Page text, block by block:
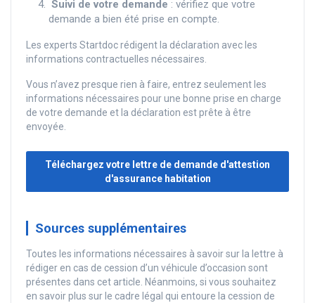
Suivi de votre demande : vérifiez que votre
demande a bien été prise en compte.
Les experts Startdoc rédigent la déclaration avec les
informations contractuelles nécessaires.
Vous n’avez presque rien à faire, entrez seulement les
informations nécessaires pour une bonne prise en charge
de votre demande et la déclaration est prête à être
envoyée.
Téléchargez votre lettre de demande d'attestion
d'assurance habitation
Sources supplémentaires
Toutes les informations nécessaires à savoir sur la lettre à
rédiger en cas de cession d’un véhicule d’occasion sont
présentes dans cet article. Néanmoins, si vous souhaitez
en savoir plus sur le cadre légal qui entoure la cession de